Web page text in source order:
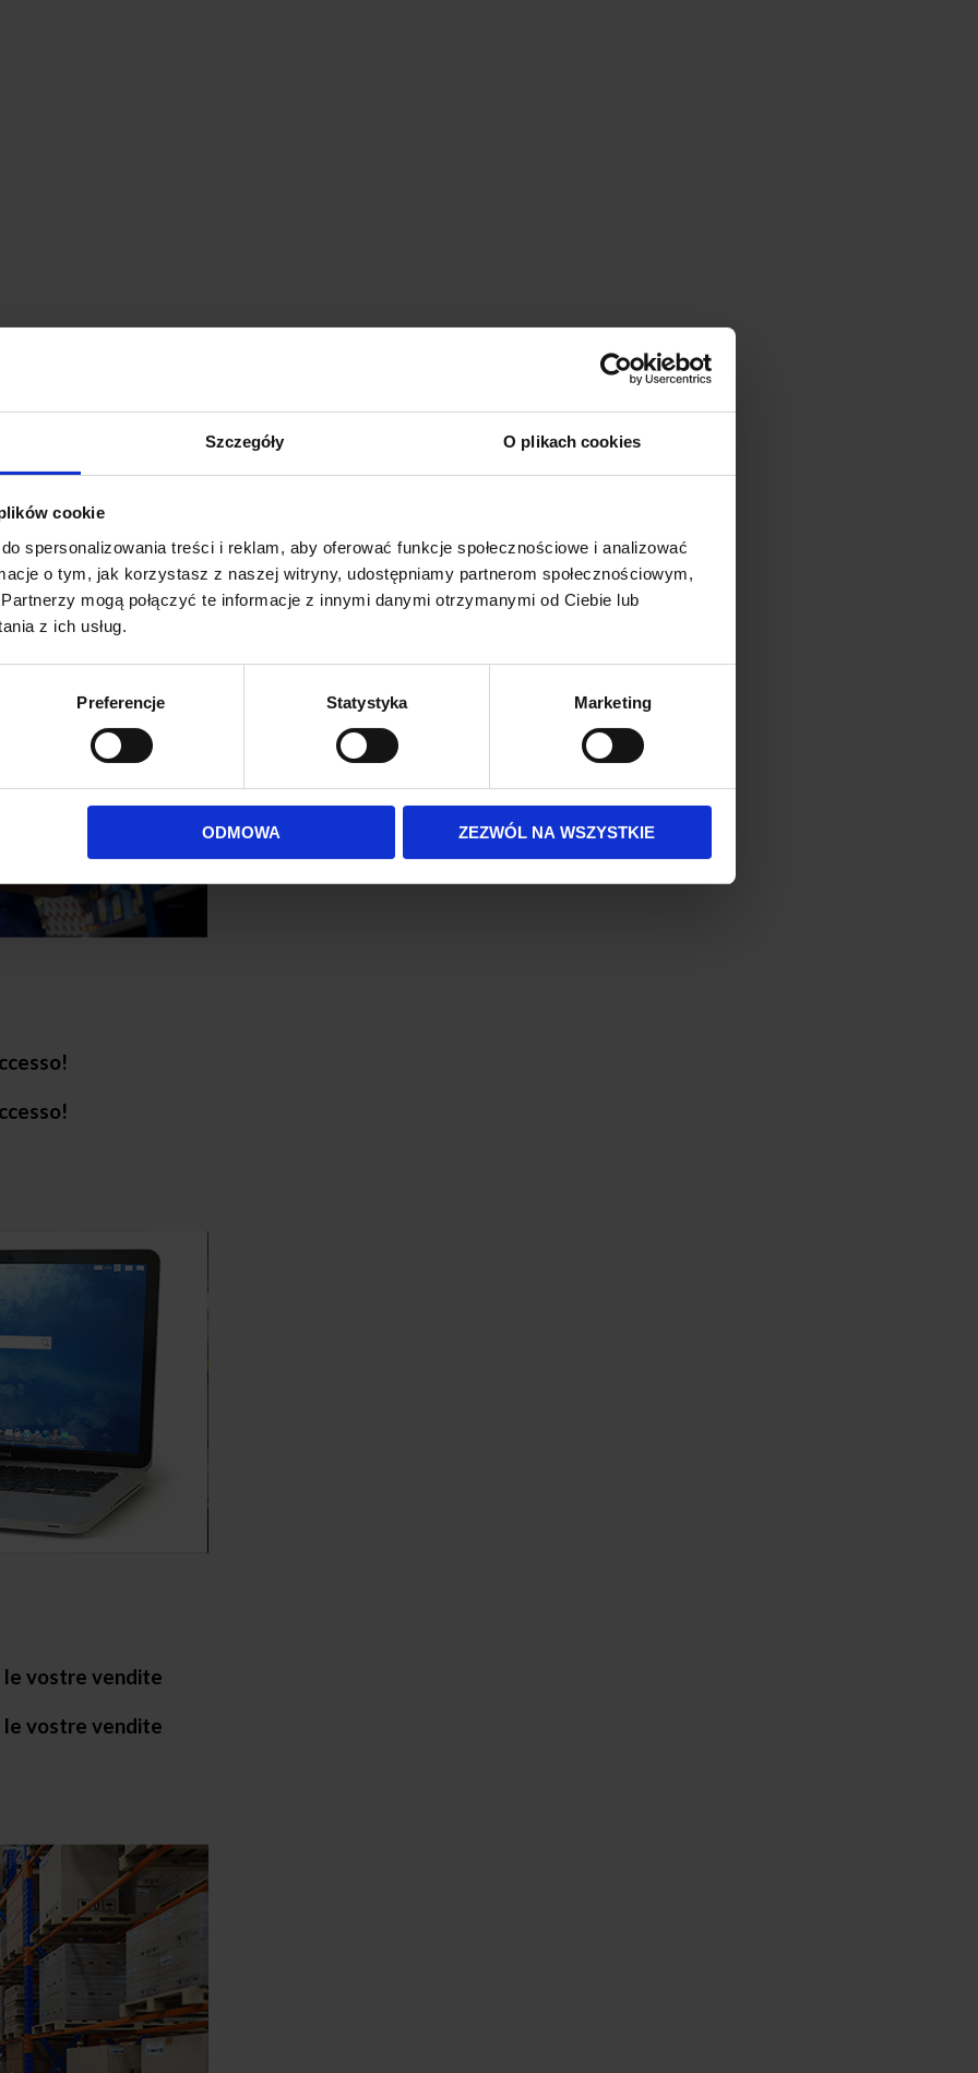
Szczegóły O plikach cookies
cookie
spersonalizowania treści i reklam, aby oferować funkcje społecznościowe i analizować
o tym, jak korzystasz z naszej witryny, udostępniamy partnerom społecznościowym,
mogą połączyć te informacje z innymi danymi otrzymanymi od Ciebie lub
z ich usług.
Preferencje Statystyka Marketing
ODMOWA ZEZWÓL NA WSZYSTKIE
vostre vendite
vostre vendite